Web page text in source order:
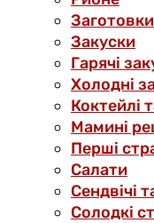
Закуски
Гарячі
Холодні
Коктейлі
Мамині
Перші
Салати
Сендвічі
Солодкі